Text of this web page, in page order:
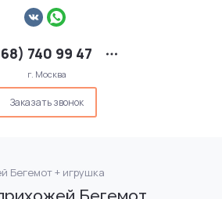
740 99 47
г. Москва
Заказать звонок
Бегемот + игрушка